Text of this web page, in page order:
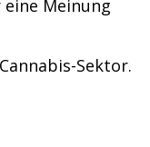
Meinung
Sektor.